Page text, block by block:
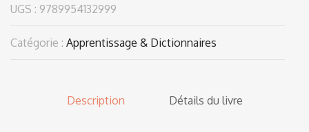
UGS : 9789954132999
Catégorie : Apprentissage & Dictionnaires
Description Détails du livre